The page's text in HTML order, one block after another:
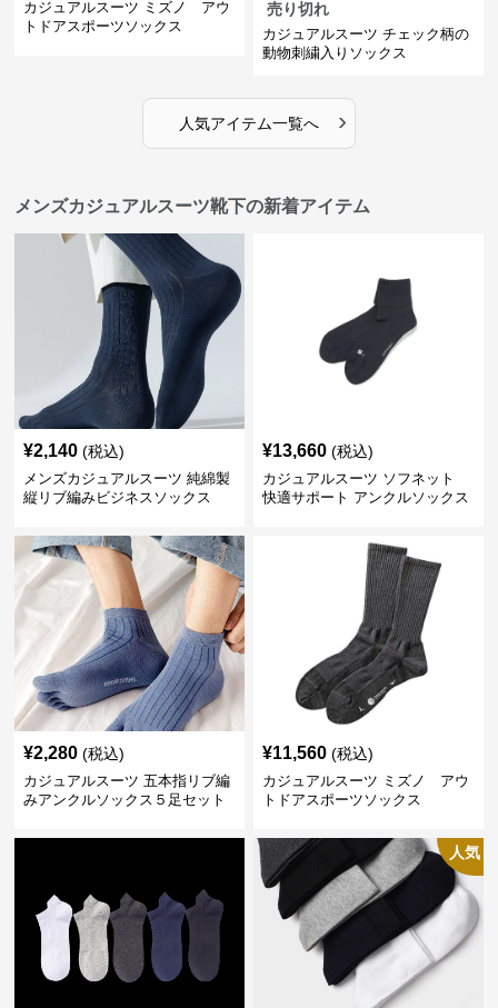
カジュアルスーツ ミズノ アウ
トドアスポーツソックス
売り切れ
カジュアルスーツ チェック柄の
動物刺繍入りソックス
人気アイテム一覧へ ›
メンズカジュアルスーツ靴下の新着アイテム
¥2,140 (税込)
メンズカジュアルスーツ 純綿製
縦リブ編みビジネスソックス
¥13,660 (税込)
カジュアルスーツ ソフネット
快適サポート アンクルソックス
¥2,280 (税込)
カジュアルスーツ 五本指リブ編
みアンクルソックス５足セット
¥11,560 (税込)
カジュアルスーツ ミズノ アウ
トドアスポーツソックス
人気